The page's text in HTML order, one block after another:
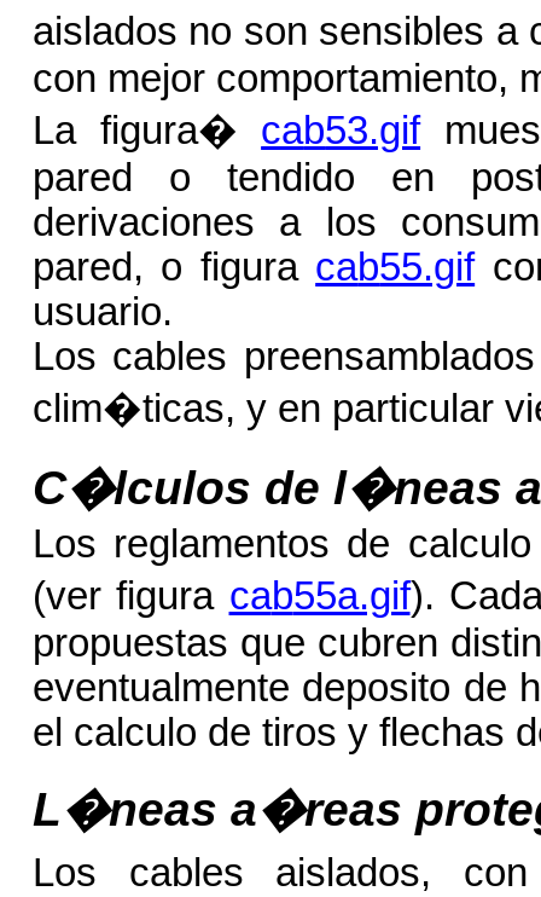
aislados no son sensibles
con mejor comportamiento,
La figura� cab53.gif
pared o tendido en
derivaciones a los
pared, o figura cab55.gif
usuario.
Los cables
clim�ticas, y en particular
C�lculos de l�neas
Los reglamentos de
(ver figura cab55a.gif).
propuestas que cubren
eventualmente deposito de
el calculo de tiros y flechas
L�neas a�reas
Los cables aislados,